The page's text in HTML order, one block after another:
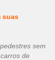
suas
sem
de